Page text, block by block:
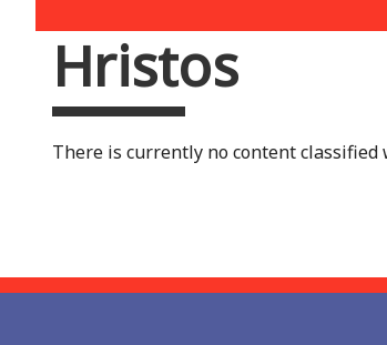
You are here
Hristos
There is currently no content classified